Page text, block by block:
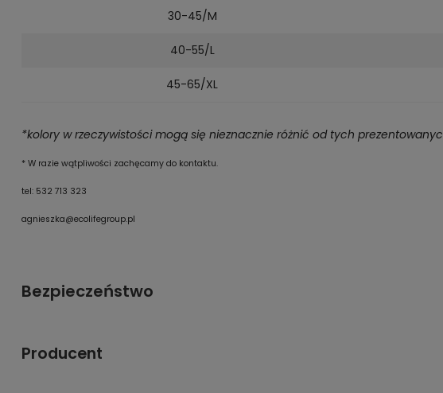
30-45/M
40-55/L
45-65/XL
*kolory w rzeczywistości mogą się nieznacznie różnić od tych
* W razie wątpliwości zachęcamy do kontaktu.
tel: 532 713 323
agnieszka@ecolifegroup.pl
Bezpieczeństwo
Producent